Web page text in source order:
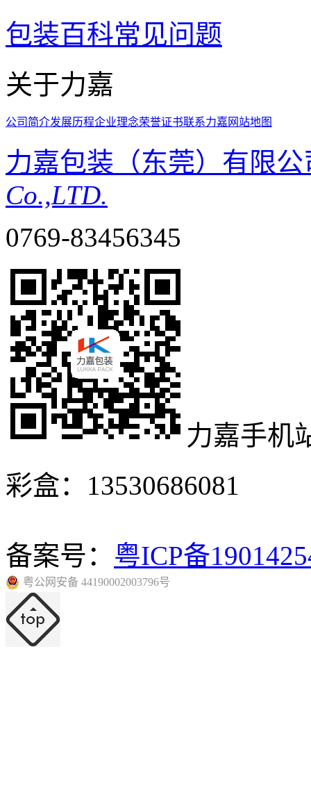
包装百科常见问题
关于力嘉
公司简介发展历程企业理念荣誉证书联系力嘉 网站地图
力嘉包装（东莞）有限
Co.,LTD.
0769-83456345
力嘉手机
彩盒：13530686081
备案号： 粤ICP备
粤公网安备 44190002003796号